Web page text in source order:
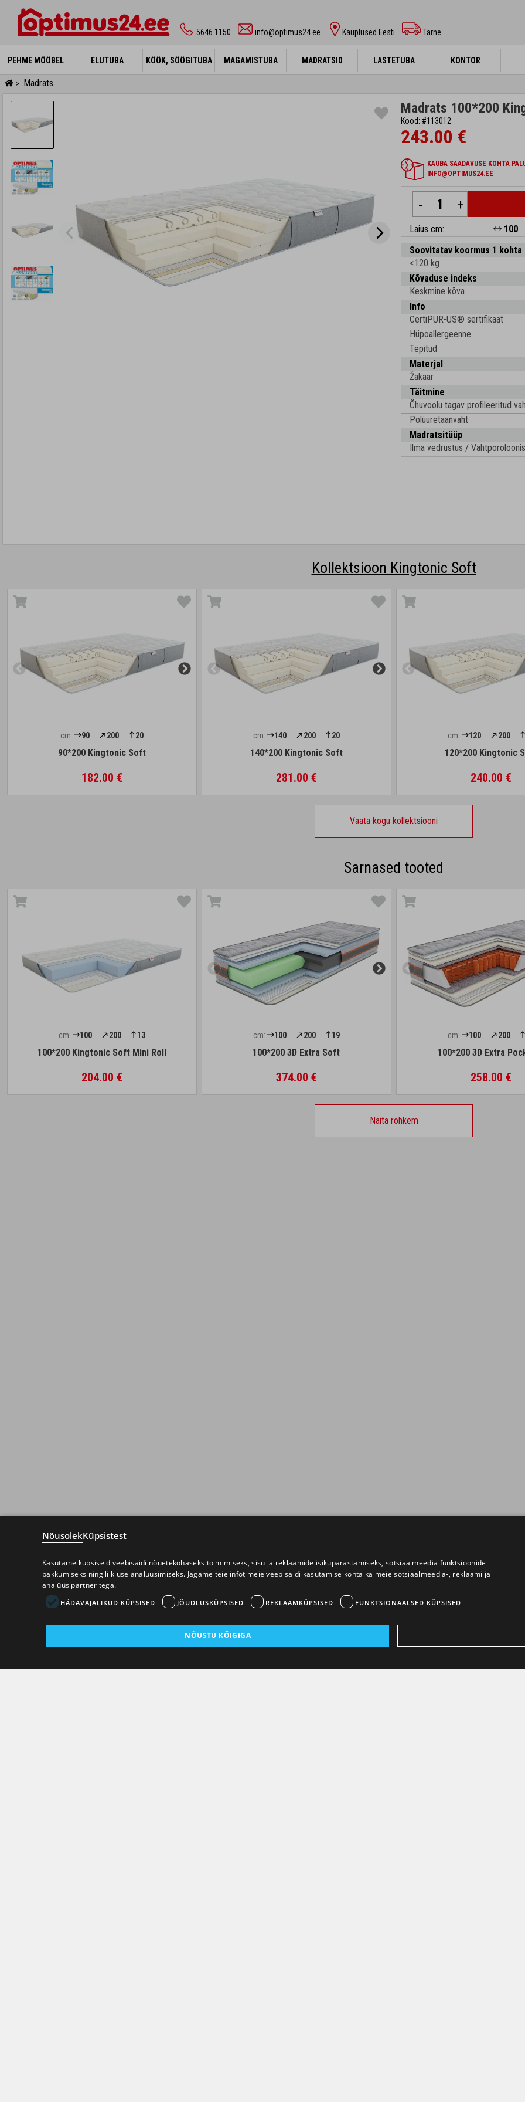
5646 1150 info@optimus24.ee Kauplused Eesti Tarne
PEHME MÖÖBEL ELUTUBA KÖÖK, SÖÖGITUBA MAGAMISTUBA MADRATSID LASTETUBA KONTOR
PEHME MÖÖBEL ELUTUBA KÖÖK, SÖÖGITUBA MAGAMISTUBA MADRATSID LASTETUBA KONTOR
> Madrats
Madrats 100*200
Kood: #113012
243.00 €
KAUBA SAADAVUSE KOHTA
INFO@OPTIMUS24.EE
- +
Laius cm:
100
Soovitatav koormus 1 kohta
<120 kg
Kõvaduse indeks
Keskmine kõva
Info
CertiPUR-US® sertifikaat
Hüpoallergeenne
Tepitud
Materjal
Žakaar
Täitmine
Õhuvoolu tagav profileeritud
Polüuretaanvaht
Madratsitüüp
Ilma vedrustus /
Kollektsioon Kingtonic Soft
cm: 90 200 20
90*200 Kingtonic Soft
182.00 €
cm: 140 200 20
140*200 Kingtonic Soft
281.00 €
cm: 120 200
120*200 Kingtonic
240.00 €
Vaata kogu kollektsiooni
Sarnased tooted
cm: 100 200 13
100*200 Kingtonic Soft Mini Roll
204.00 €
cm: 100 200 19
100*200 3D Extra Soft
374.00 €
cm: 100 200
100*200 3D Extra
258.00 €
Näita rohkem
NõusolekKüpsistest
Kasutame küpsiseid veebisaidi nõuetekohaseks toimimiseks, sisu ja reklaamide isikupärastamiseks, sotsiaalmeedia funktsioonide
pakkumiseks ning liikluse analüüsimiseks. Jagame teie infot meie veebisaidi kasutamise kohta ka meie sotsiaalmeedia-, reklaami ja
analüüsipartneritega.
HÄDAVAJALIKUD KÜPSISED JÕUDLUSKÜPSISED REKLAAMKÜPSISED FUNKTSIONAALSED KÜPSISED
NÕUSTU KÕIGIGA